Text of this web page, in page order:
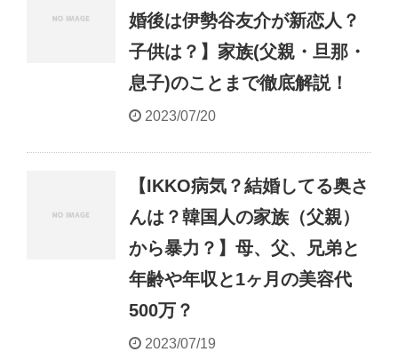
婚後は伊勢谷友介が新恋人？
子供は？】家族(父親・旦那・
息子)のことまで徹底解説！
2023/07/20
【IKKO病気？結婚してる奥さ
んは？韓国人の家族（父親）
から暴力？】母、父、兄弟と
年齢や年収と1ヶ月の美容代
500万？
2023/07/19